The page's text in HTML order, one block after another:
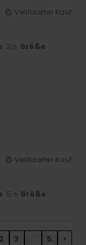
Verifizierter Kauf
: 3/5 Größe:
Verifizierter Kauf
: 5/5 Größe:
2 3 ... 5 >